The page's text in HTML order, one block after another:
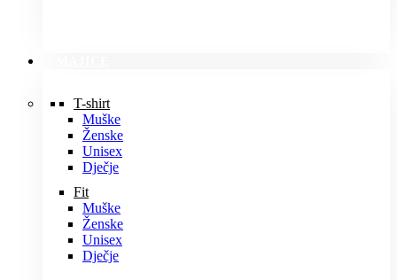
T-shirt
Muške
Ženske
Unisex
Dječje
Fit
Muške
Ženske
Unisex
Dječje